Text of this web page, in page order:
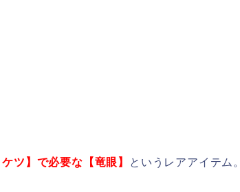
ツ】で必要な【竜眼】 というレアアイテム。